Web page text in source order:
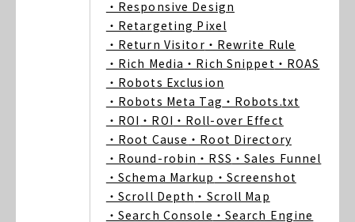
・Responsive Design
・Retargeting Pixel
・Return Visitor ・Rewrite Rule
・Rich Media ・Rich Snippet ・ROAS
・Robots Exclusion
・Robots Meta Tag ・Robots.txt
・ROI ・ROI ・Roll-over Effect
・Root Cause ・Root Directory
・Round-robin ・RSS ・Sales Funnel
・Schema Markup ・Screenshot
・Scroll Depth ・Scroll Map
・Search Console ・Search Engine